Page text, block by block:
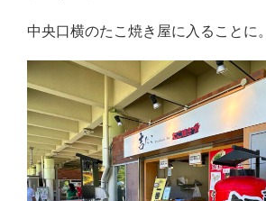
中央口横のたこ焼き屋に入ることに。